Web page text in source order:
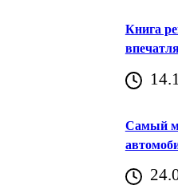
Книга
Самый